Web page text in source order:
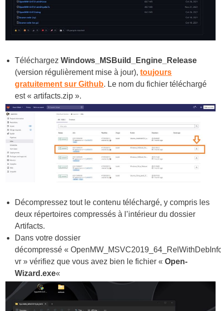
TéléchargezWindows_MSBuild_Engine_Release
(version régulièrement mise à jour),toujours
gratuitement sur Github. Le nom du fichier téléchargé
est «artifacts.zip ».
Décompressez tout le contenu téléchargé, y compris les
deux répertoires compressés à l’intérieur du dossier
Artifacts.
Dans votre dossier
décompressé «
vr » vérifiez que vous avez bien le fichier «Open-
Wizard.exe«